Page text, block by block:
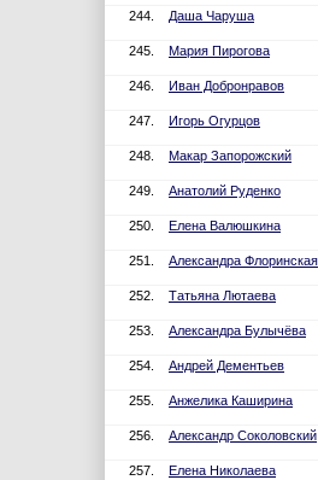
244. Даша Чаруша
245. Мария Пирогова
246. Иван Добронравов
247. Игорь Огурцов
248. Макар Запорожский
249. Анатолий Руденко
250. Елена Валюшкина
251. Александра Флоринская
252. Татьяна Лютаева
253. Александра Булычёва
254. Андрей Дементьев
255. Анжелика Каширина
256. Александр Соколовский
257. Елена Николаева